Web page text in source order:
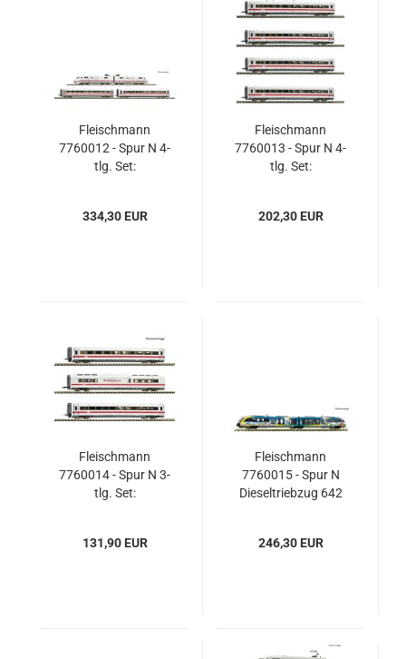
Fleischmann
7760012 - Spur N 4-
tlg. Set:
ICE“, DB AG
334,30 EUR
Fleischmann
7760013 - Spur N 4-
tlg. Set:
„30 Jahre ICE“, DB
202,30 EUR
Fleischmann
7760014 - Spur N 3-
tlg. Set:
„30 Jahre ICE“, DB
131,90 EUR
Fleischmann
7760015 - Spur N
Dieseltriebzug 642
246,30 EUR